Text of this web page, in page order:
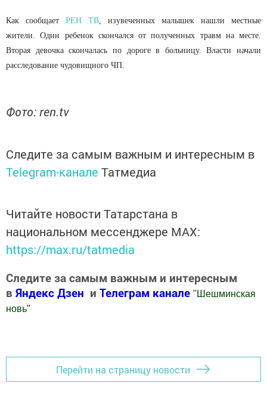
Как сообщает РЕН ТВ, изувеченных малышек нашли местные
жители. Один ребенок скончался от полученных травм на месте.
Вторая девочка скончалась по дороге в больницу. Власти начали
расследование чудовищного ЧП.
Фото: ren.tv
Следите за самым важным и интересным в
Telegram-канале Татмедиа
Читайте новости Татарстана в
национальном мессенджере MАХ:
https://max.ru/tatmedia
Следите за самым важным и интересным
в Яндекс Дзен и Телеграм канале "Шешминская
новь"
Перейти на страницу новости